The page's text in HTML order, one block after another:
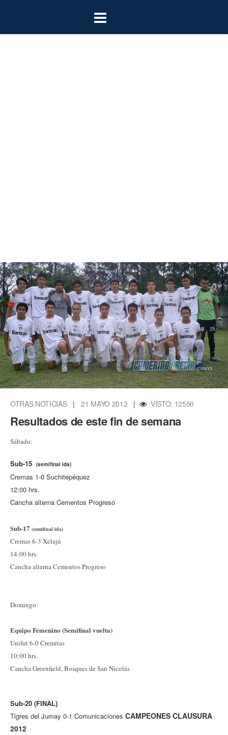
OTRAS NOTICIAS | 21 MAYO 2012 | VISTO: 12550
Resultados de este fin de semana
Sábado:
Sub-15 (semifinal ida)
Cremas 1-0 Suchitepéquez
12:00 hrs.
Cancha alterna Cementos Progreso
Sub-17 (semifinal ida)
Cremas 6-3 Xelajú
14:00 hrs.
Cancha alterna Cementos Progreso
Domingo:
Equipo Femenino (Semifinal vuelta)
Unifut 6-0Cremitas
10:00 hrs.
Cancha Greenfield, Bosques de San Nicolás
Sub-20 (FINAL)
Tigres del Jumay 0-1 Comunicaciones CAMPEONES CLAUSURA
2012